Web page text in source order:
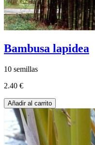
Bambusa lapidea
10 semillas
2.40 €
Añadir al carrito